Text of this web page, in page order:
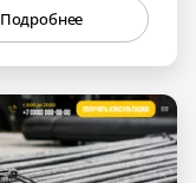
Подробнее